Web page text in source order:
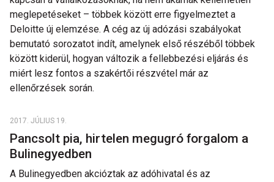
meglepetéseket – többek között erre figyelmeztet a
Deloitte új elemzése. A cég az új adózási szabályokat
bemutató sorozatot indít, amelynek első részéből többek
között kiderül, hogyan változik a fellebbezési eljárás és
miért lesz fontos a szakértői részvétel már az
ellenőrzések során.
2017. JÚLIUS 19.
Pancsolt pia, hirtelen megugró forgalom a
Bulinegyedben
A Bulinegyedben akcióztak az adóhivatal és az